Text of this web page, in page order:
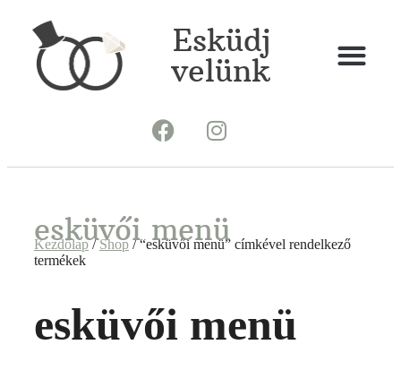
Esküdj
velünk
esküvői menü
Kezdőlap/Shop / “esküvői menü” címkével rendelkező
termékek
esküvői menü